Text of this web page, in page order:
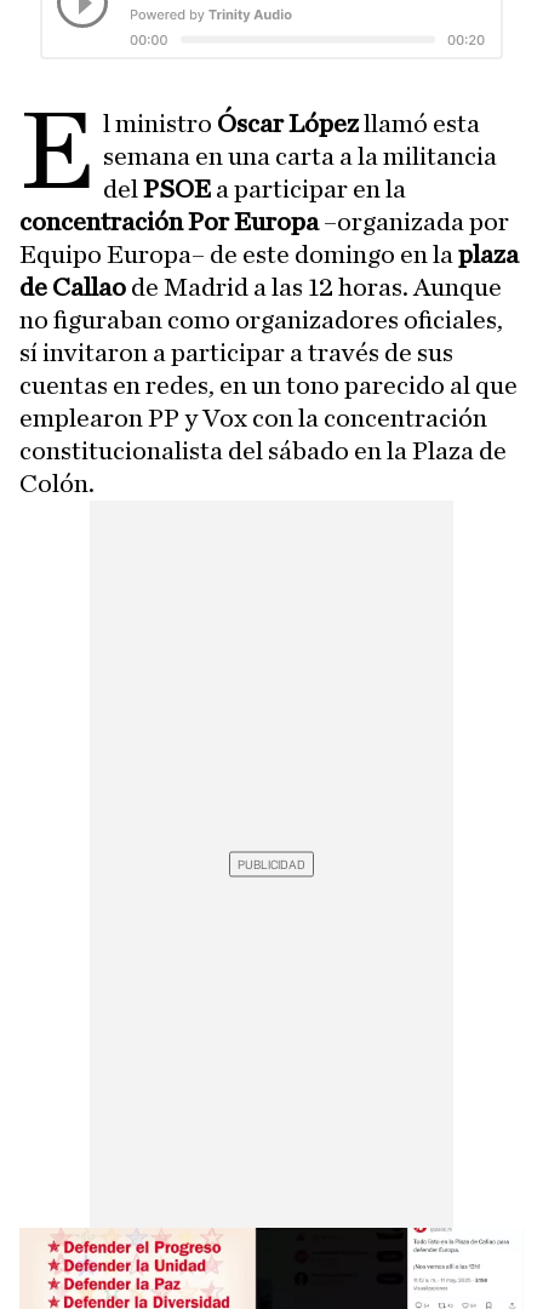
E l ministro Óscar Lópezllamó esta
semana en una carta a la militancia
delPSOE a participar en la
concentración Por Europa–organizada por
Equipo Europa– de este domingo en la plaza
de Callao de Madrid a las 12 horas. Aunque
no figuraban como organizadores oficiales,
sí invitaron a participar a través de sus
cuentas en redes, en un tono parecido al que
emplearon PP y Vox con la concentración
constitucionalista del sábado en la Plaza de
Colón.